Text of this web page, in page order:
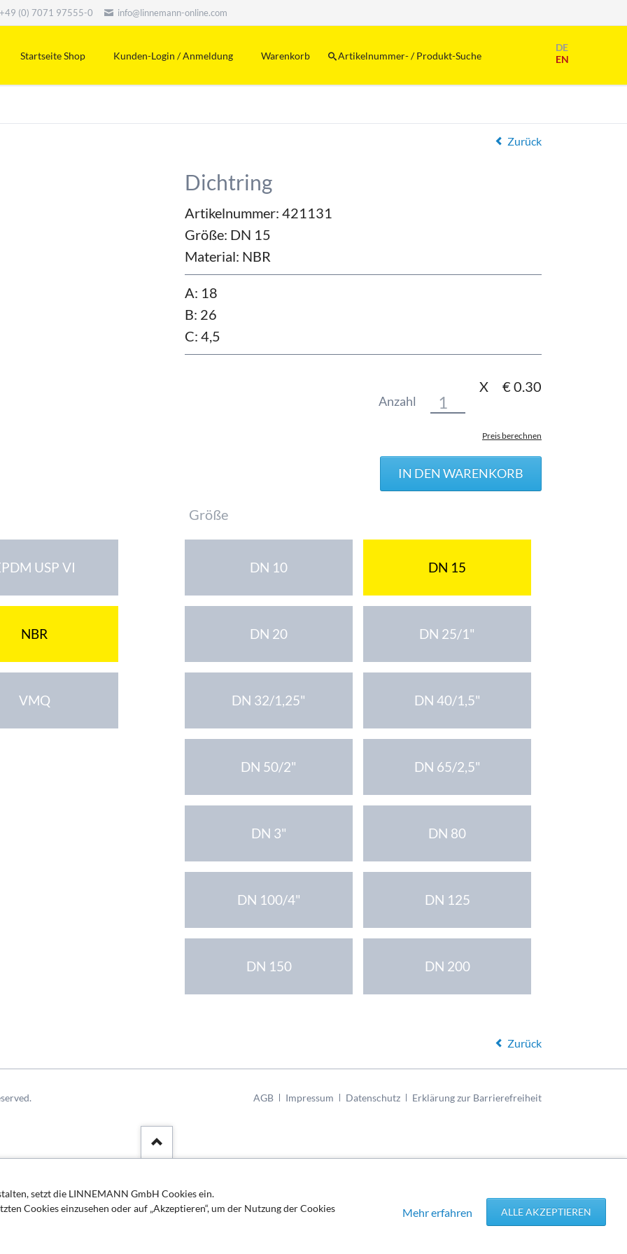
setzt die LINNEMANN GmbH Cookies ein.
Cookies einzusehen oder auf „Akzeptieren“, um der Nutzung der Cookies
Mehr erfahren ALLE AKZEPTIEREN
+49 (0) 7071 97555-0 info@linnemann-online.com
DE
EN
überspringen
Startseite Shop Kunden-Login / Anmeldung Warenkorb Artikelnummer- / Produkt-Suche
Zurück
Dichtring
Artikelnummer: 421131
Größe: DN 15
Material: NBR
A: 18
B: 26
C: 4,5
Anzahl
X € 0.30
Preis berechnen
USP VI
NBR
VMQ
Pflichtfeld
Größe
DN 10 DN 15
DN 20 DN 25/1"
DN 32/1,25" DN 40/1,5"
DN 50/2" DN 65/2,5"
DN 3" DN 80
DN 100/4" DN 125
DN 150 DN 200
Zurück
Navigation
AGB Impressum Datenschutz Erklärung zur Barrierefreiheit